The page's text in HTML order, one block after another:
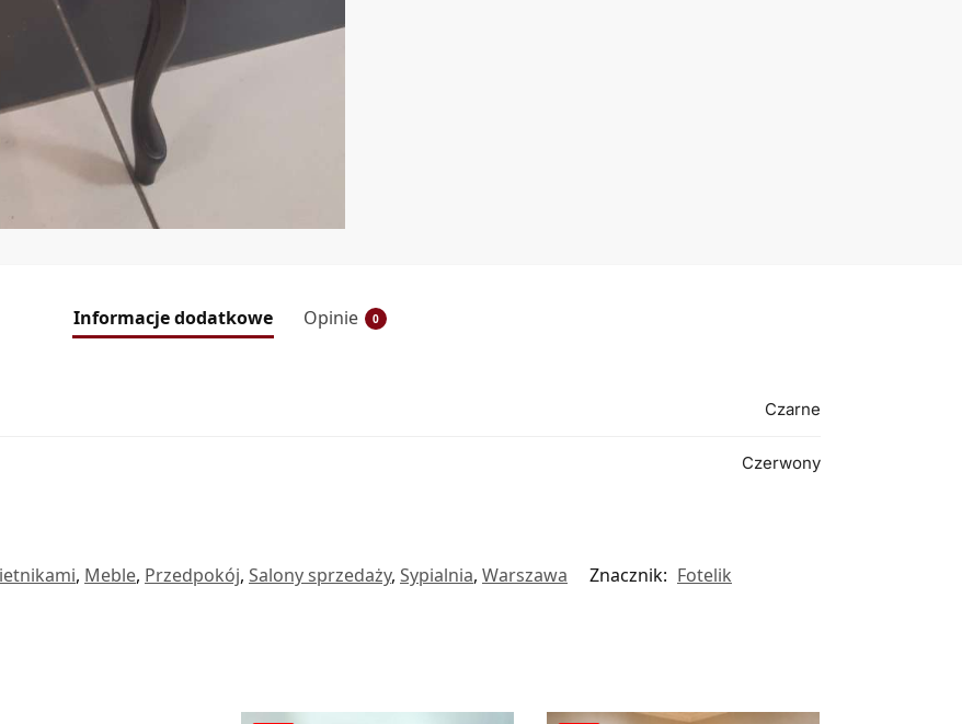
Informacje dodatkowe Opinie 0
Czarne
Czerwony
, Meble, Przedpokój, Salony sprzedaży, Sypialnia, Warszawa Znacznik: Fotelik